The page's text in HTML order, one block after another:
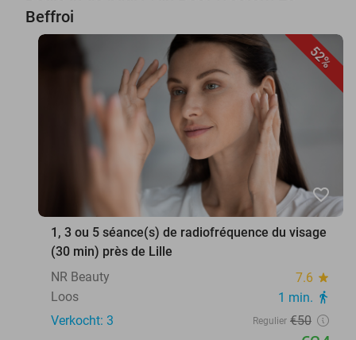
Beffroi
52%
favorite_border
1, 3 ou 5 séance(s) de radiofréquence du visage
(30 min) près de Lille
NR Beauty
7.6 star
Loos 1 min. directions_walk
Verkocht: 3 Regulier €50